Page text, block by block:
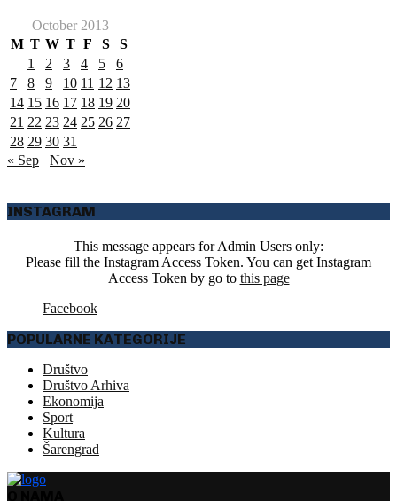
October 2013
M T W T F S
S
1
2 3 4 5
6
7
8 9 10 11 12 13
14 15 16 17 18 19 20
21 22 23 24 25 26 27
28 29 30 31
« Sep
Nov »
INSTAGRAM
This message appears for Admin Users only:
Please fill the Instagram Access Token. You can get Instagram
Access Token by go to this page
Facebook
POPULARNE KATEGORIJE
Društvo
Društvo Arhiva
Ekonomija
Sport
Kultura
Šarengrad